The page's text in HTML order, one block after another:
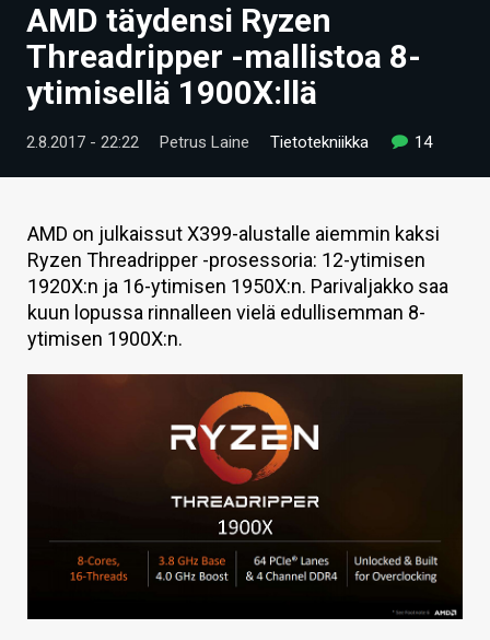
UUTISET
ARTIKKELIT
VIDEOT
TECHBBS
TIETOA
HINTA.FI
KAUPPA
AMD täydensi Ryzen
Threadripper -mallistoa 8-
ytimisellä 1900X:llä
2.8.2017 - 22:22 Petrus Laine Tietotekniikka 14
AMD on julkaissut X399-alustalle aiemmin kaksi
Ryzen Threadripper -prosessoria: 12-ytimisen
1920X:n ja 16-ytimisen 1950X:n. Parivaljakko saa
kuun lopussa rinnalleen vielä edullisemman 8-
ytimisen 1900X:n.